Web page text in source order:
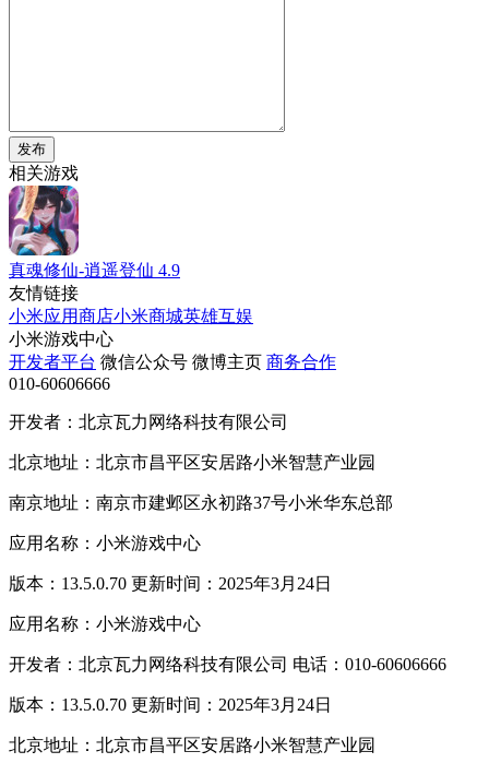
发布
相关游戏
真魂修仙-逍遥登仙 4.9
友情链接
小米应用商店小米商城英雄互娱
小米游戏中心
开发者平台 微信公众号 微博主页 商务合作
010-60606666
开发者：北京瓦力网络科技有限公司
北京地址：北京市昌平区安居路小米智慧产业园
南京地址：南京市建邺区永初路37号小米华东总部
应用名称：小米游戏中心
版本：13.5.0.70 更新时间：2025年3月24日
应用名称：小米游戏中心
开发者：北京瓦力网络科技有限公司 电话：010-60606666
版本：13.5.0.70 更新时间：2025年3月24日
北京地址：北京市昌平区安居路小米智慧产业园